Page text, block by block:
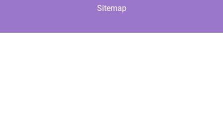
Sitemap